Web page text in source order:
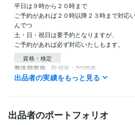
平日は９時から２０時まで
ご予約があれば２０時以降２３時まで対応
んでつ
土・日・祝日は要予約となりますが、
ご予約があれば必ず対応いたしもます。
資格・検定
整体師資格 取得年 : 2005年
エンジェルカード・リーディング資格
波動エネルギー伝授修了 取得年 : 2002年
普通自動車免許
車両建設機械（整地）資格 取得年 : 2019
出品者の実績をもっと見る
出品者のポートフォリオ